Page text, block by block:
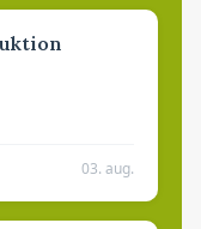
03. aug.